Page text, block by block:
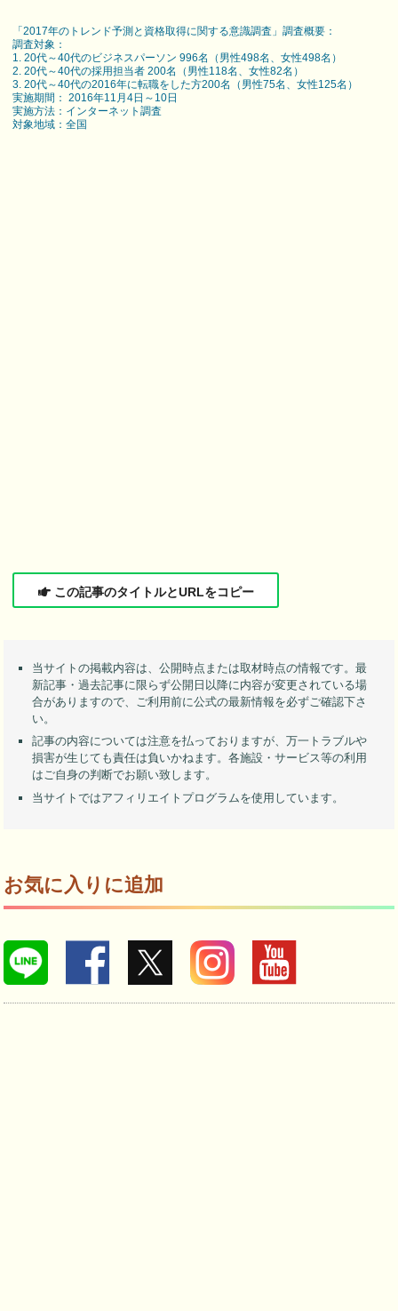
「2017年のトレンド予測と資格取得に関する意識調査」調査概要：
調査対象：
1. 20代～40代のビジネスパーソン 996名（男性498名、女性498名）
2. 20代～40代の採用担当者 200名（男性118名、女性82名）
3. 20代～40代の2016年に転職をした方200名（男性75名、女性125名）
実施期間： 2016年11月4日～10日
実施方法：インターネット調査
対象地域：全国
この記事のタイトルとURLをコピー
当サイトの掲載内容は、公開時点または取材時点の情報です。最
新記事・過去記事に限らず公開日以降に内容が変更されている場
合がありますので、ご利用前に公式の最新情報を必ずご確認下さ
い。
記事の内容については注意を払っておりますが、万一トラブルや
損害が生じても責任は負いかねます。各施設・サービス等の利用
はご自身の判断でお願い致します。
当サイトではアフィリエイトプログラムを使用しています。
お気に入りに追加